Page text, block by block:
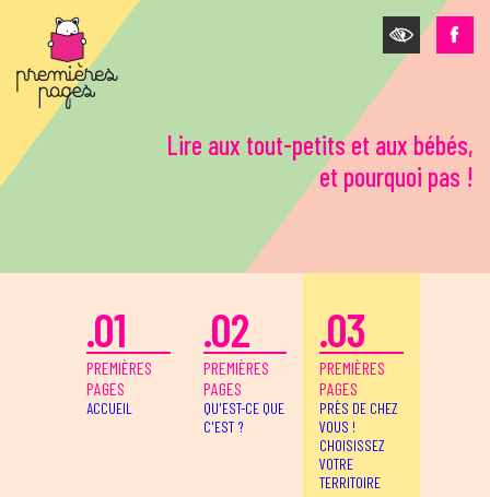
Aller au contenu principal
Lire aux tout-petits et aux bébés,
et pourquoi pas !
.01
PREMIÈRES
PAGES
ACCUEIL
.02
PREMIÈRES
PAGES
QU'EST-CE QUE
C'EST ?
.03
PREMIÈRES
PAGES
PRÈS DE CHEZ
VOUS !
CHOISISSEZ
VOTRE
TERRITOIRE